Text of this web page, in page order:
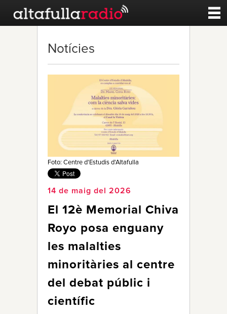
Esports
Noticies
Qui Som
Notícies
Foto: Centre d'Estudis d'Altafulla
14 de maig del 2026
El 12è Memorial Chiva
Royo posa enguany
les malalties
minoritàries al centre
del debat públic i
científic